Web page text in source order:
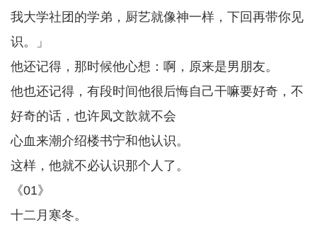
我大学社团的学弟，厨艺就像神一样，下回再带你见
识。」
他还记得，那时候他心想：啊，原来是男朋友。
他也还记得，有段时间他很后悔自己干嘛要好奇，不
好奇的话，也许凤文歆就不会
心血来潮介绍楼书宁和他认识。
这样，他就不必认识那个人了。
《01》
十二月寒冬。